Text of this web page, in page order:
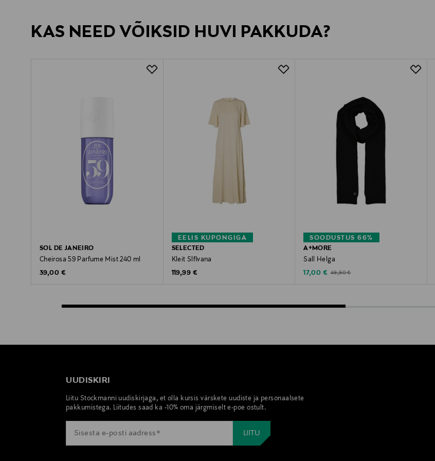
KAS NEED VÕIKSID HUVI PAKKUDA?
SOL DE JANEIRO
Cheirosa 59 Parfume Mist 240 ml
Original Price
39,00 €
EELIS KUPONGIGA
SELECTED
Kleit SlfIvana
Original Price
119,99 €
SOODUSTUS 66%
A+MORE
Sall Helga
Discounted Price
17,00 € Original Price
49,90 €
UUDISKIRI
Liitu Stockmanni uudiskirjaga, et olla kursis värskete uudiste ja personaalsete
pakkumistega. Liitudes saad ka -10% oma järgmiselt e-poe ostult.